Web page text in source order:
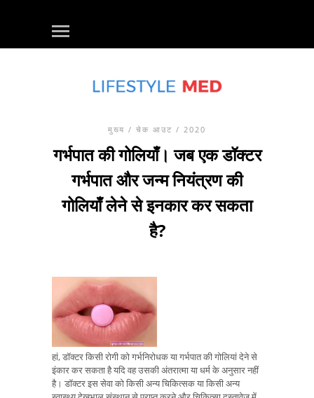
मुख्य / चेक आउट / 2020
गर्भपात की गोलियाँ। जब एक डॉक्टर
गर्भपात और जन्म नियंत्रण की
गोलियाँ लेने से इनकार कर सकता
है?
हां, डॉक्टर किसी रोगी को गर्भनिरोधक या गर्भपात की गोलियां देने से
इंकार कर सकता है यदि वह उसकी अंतरात्मा या धर्म के अनुसार नहीं
है। डॉक्टर इस सेवा को किसी अन्य चिकित्सक या किसी अन्य